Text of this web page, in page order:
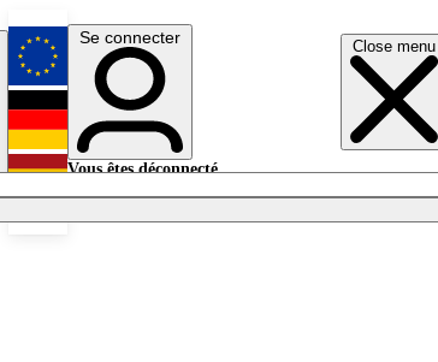
Close menu
English
Deutsch
Se connecter
Vous êtes déconnecté.